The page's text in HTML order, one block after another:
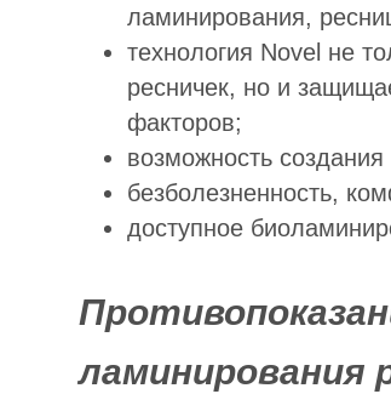
ламинирования,
технология Novel не
ресничек, но и
факторов;
возможность
безболезненность,
доступное
ламинирования